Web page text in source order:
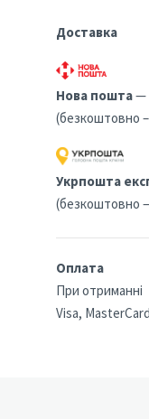
Доставка
Нова пошта—
(безкоштовно –
Укрпошта
(безкоштовно
Оплата
При отриманні
Visa, MasterCard